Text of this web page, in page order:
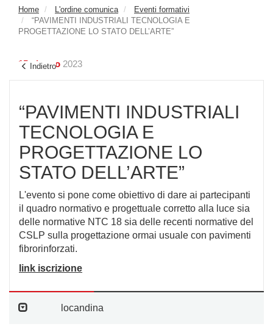
Home L'ordine comunica
Eventi formativi
“PAVIMENTI INDUSTRIALI TECNOLOGIA E
PROGETTAZIONE LO STATO DELL’ARTE”
15 giugno 2023
Indietro
“PAVIMENTI INDUSTRIALI
TECNOLOGIA E
PROGETTAZIONE LO
STATO DELL’ARTE”
L'evento si pone come obiettivo di dare ai partecipanti
il quadro normativo e progettuale corretto alla luce sia
delle normative NTC 18 sia delle recenti normative del
CSLP sulla progettazione ormai usuale con pavimenti
fibrorinforzati.
link iscrizione
locandina